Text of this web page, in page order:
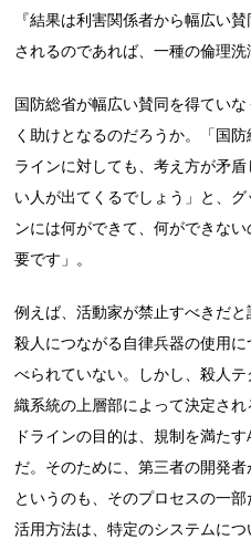
『結果は利害関係者から幅広い
されるのであれば、一種の倫理洗
国防総省が幅広い賛同を得てい
く助けとなるのだろうか。「国
ラインに対しても、考え方が矛
い人が出てくるでしょう」と、
ンには何ができて、何ができな
要です」。
例えば、活動家が禁止すべきだと
殺人につながる自律兵器の使用
べられていない。しかし、殺人
織系統の上層部によって決定さ
ドラインの目的は、規制を満た
だ。そのために、第三者の開発
というのも、そのプロセスの一
活用方法は、特定のシステムに